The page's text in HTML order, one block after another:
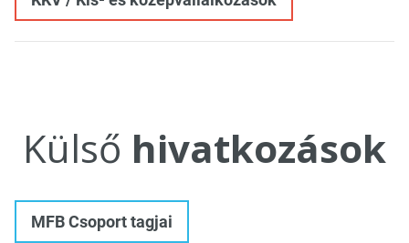
Külső hivatkozások
MFB Csoport tagjai